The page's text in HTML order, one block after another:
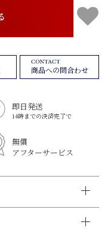
商品への問合わせ
即日発送
14時までの決済完了で
無償
アフターサービス
がご利用いただけま